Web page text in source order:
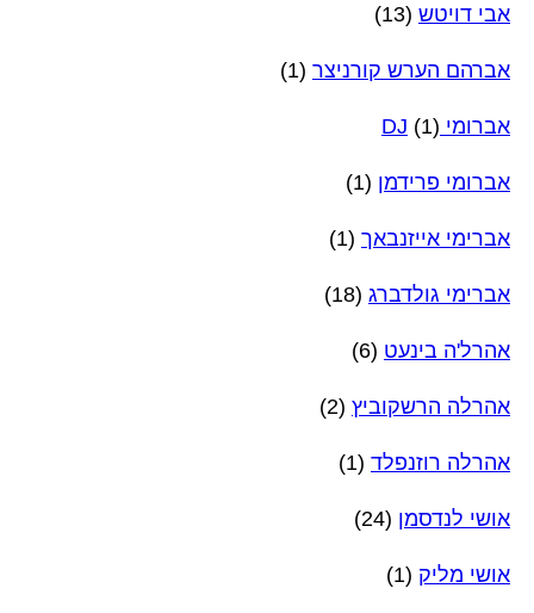
אבי דויטש (13)
אברהם הערש קורניצר (1)
אברומי DJ (1)
אברומי פרידמן (1)
אברימי אייזנבאך (1)
אברימי גולדברג (18)
אהרל'ה בינעט (6)
אהרלה הרשקוביץ (2)
אהרלה רוזנפלד (1)
אושי לנדסמן (24)
אושי מליק (1)